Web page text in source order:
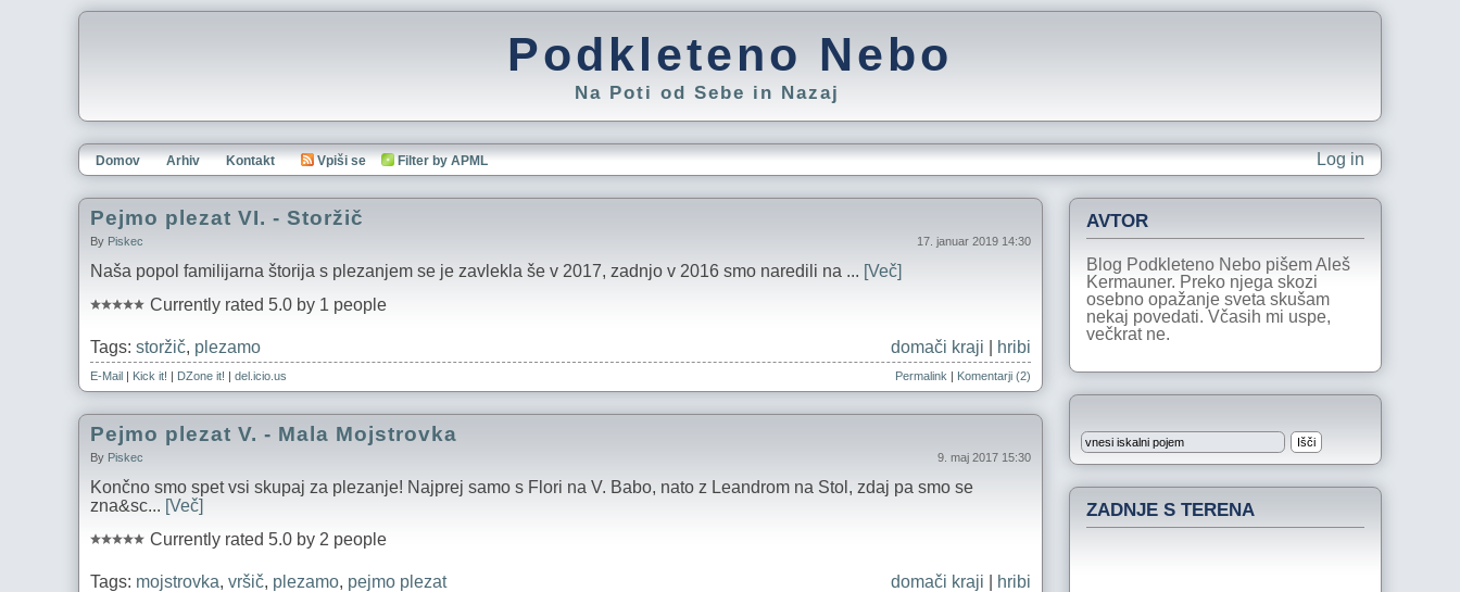
Podkleteno Nebo
Na Poti od Sebe in Nazaj
Log in
Domov Arhiv Kontakt Vpiši se Filter by APML
Pejmo plezat VI. - Storžič
By Piskec 17. januar 2019 14:30
Naša popol familijarna štorija s plezanjem se je zavlekla še v 2017, zadnjo v 2016 smo naredili na ... [Več]
Currently rated 5.0 by 1 people
Tags: storžič, plezamo domači kraji hribi
E-Mail | Kick it! | DZone it! | del.icio.us Permalink | Komentarji (2)
Pejmo plezat V. - Mala Mojstrovka
By Piskec 9. maj 2017 15:30
Končno smo spet vsi skupaj za plezanje! Najprej samo s Flori na V. Babo, nato z Leandrom na Stol, zdaj pa smo se
zna&sc... [Več]
Currently rated 5.0 by 2 people
Tags: mojstrovka, vršič, plezamo, pejmo plezat domači kraji hribi
AVTOR
Blog Podkleteno Nebo pišem Aleš
Kermauner. Preko njega skozi
osebno opažanje sveta skušam
nekaj povedati. Včasih mi uspe,
večkrat ne.
ZADNJE S TERENA